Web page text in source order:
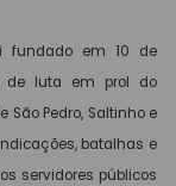
fundado em 10 de
de luta em prol do
São Pedro, Saltinho e
batalhas e
servidores públicos